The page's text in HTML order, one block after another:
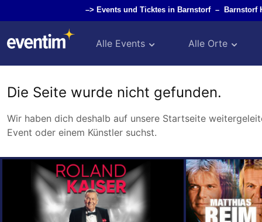
–> Events und Ticktes in Barnstorf– Barnstorf